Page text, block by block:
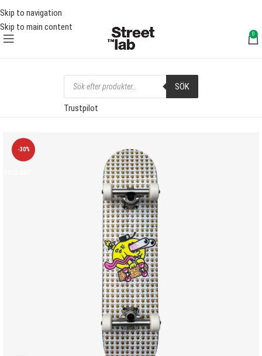
Skip to navigation
Skip to main content
FRAKT ÖVER 1000 SEK
0
SÖK
Trustpilot
-30%